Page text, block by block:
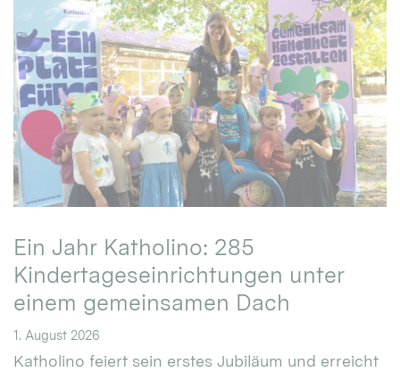
Ein Jahr Katholino: 285
Kindertageseinrichtungen unter
einem gemeinsamen Dach
1. August 2026
Katholino feiert sein erstes Jubiläum und erreicht